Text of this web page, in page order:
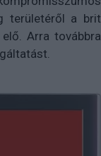
területéről a brit
Arra továbbra